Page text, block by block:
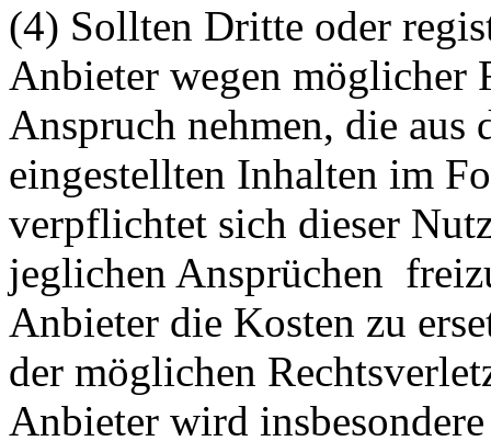
(4) Sollten Dritte oder
Anbieter wegen möglicher
Anspruch nehmen, die aus
eingestellten Inhalten im
verpflichtet sich dieser
jeglichen Ansprüchen
Anbieter die Kosten zu
der möglichen
Anbieter wird